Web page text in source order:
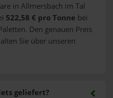
in Allmersbach im Tal
522,58 € pro Tonne bei
Den genauen Preis
Sie über unseren
geliefert?